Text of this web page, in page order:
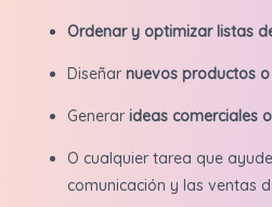
Ordenar y optimizar listas
Diseñar nuevos productos
Generar ideas comerciales
O cualquier tarea que
comunicación y las ventas